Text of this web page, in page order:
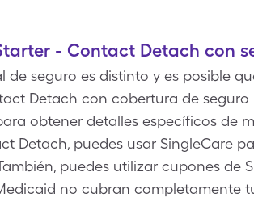
- Contact Detach con
seguro es distinto y es posible
Detach con cobertura de
obtener detalles específicos de
Detach, puedes usar SingleCare
puedes utilizar cupones de
no cubran completamente